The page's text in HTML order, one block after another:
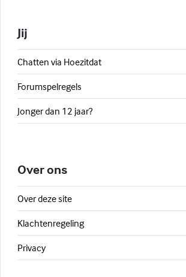
Jij
Chatten via Hoezitdat
Forumspelregels
Jonger dan 12 jaar?
Over ons
Over deze site
Klachtenregeling
Privacy